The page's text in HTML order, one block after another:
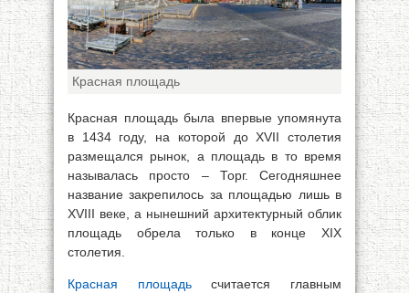
Красная площадь
Красная площадь была впервые упомянута
в 1434 году, на которой до XVII столетия
размещался рынок, а площадь в то время
называлась просто – Торг. Сегодняшнее
название закрепилось за площадью лишь в
XVIII веке, а нынешний архитектурный облик
площадь обрела только в конце XIX
столетия.
Красная площадьсчитается главным